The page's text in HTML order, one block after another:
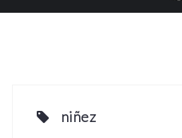
niñez